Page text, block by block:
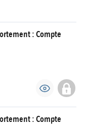
: Compte
: Compte